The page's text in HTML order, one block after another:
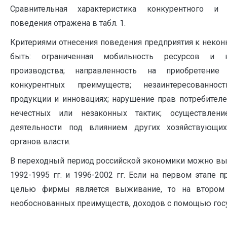
Сравнительная характеристика конкурентного и
поведения отражена в табл. 1.
Критериями отнесения поведения предприятия к
быть: ограниченная мобильность ресурсов и
производства; направленность на приобретение
конкурентных преимуществ;
продукции и инновациях; нарушение прав
нечестных или незаконных тактик;
деятельности под влиянием других
органов власти.
В переходный период российской экономики можно
1992-1995 гг. и 1996-2002 гг. Если на первом этапе
целью фирмы является выживание, то на втором
необоснованных преимуществ, доходов с помощью